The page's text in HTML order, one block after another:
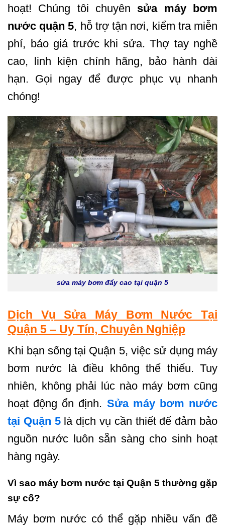
hoạt! Chúng tôi chuyên sửa máy bơm
nước quận 5, hỗ trợ tận nơi, kiểm tra miễn
phí, báo giá trước khi sửa. Thợ tay nghề
cao, linh kiện chính hãng, bảo hành dài
hạn. Gọi ngay để được phục vụ nhanh
chóng!
sửa máy bơm đẩy cao tại quận 5
Dịch Vụ Sửa Máy Bơm Nước Tại
Quận 5 – Uy Tín, Chuyên Nghiệp
Khi bạn sống tại Quận 5, việc sử dụng máy
bơm nước là điều không thể thiếu. Tuy
nhiên, không phải lúc nào máy bơm cũng
hoạt động ổn định. Sửa máy bơm nước
tại Quận 5là dịch vụ cần thiết để đảm bảo
nguồn nước luôn sẵn sàng cho sinh hoạt
hàng ngày.
Vì sao máy bơm nước tại Quận 5 thường gặp
sự cố?
Máy bơm nước có thể gặp nhiều vấn đề